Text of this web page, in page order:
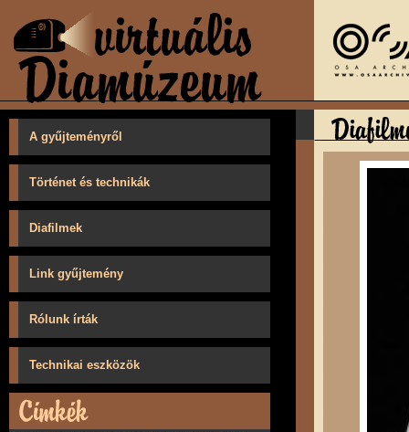
A gyűjteményről
Történet és technikák
Diafilmek
Link gyűjtemény
Rólunk írták
Technikai eszközök